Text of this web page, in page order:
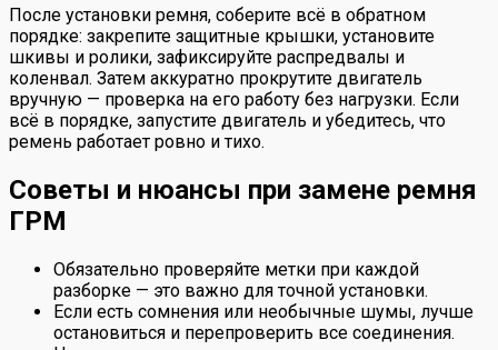
После установки ремня, соберите всё в обратном
порядке: закрепите защитные крышки, установите
шкивы и ролики, зафиксируйте распредвалы и
коленвал. Затем аккуратно прокрутите двигатель
вручную — проверка на его работу без нагрузки. Если
всё в порядке, запустите двигатель и убедитесь, что
ремень работает ровно и тихо.
Советы и нюансы при замене ремня
ГРМ
Обязательно проверяйте метки при каждой
разборке — это важно для точной установки.
Если есть сомнения или необычные шумы, лучше
остановиться и перепроверить все соединения.